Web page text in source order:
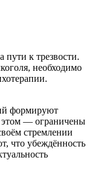
пути к трезвости.
необходимо
формируют
этом — ограничены
стремлении
что убеждённость